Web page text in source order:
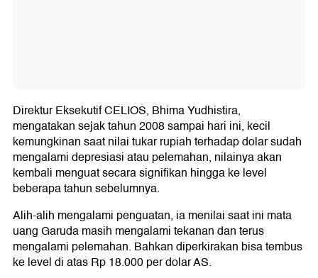
Direktur Eksekutif CELIOS, Bhima Yudhistira,
mengatakan sejak tahun 2008 sampai hari ini, kecil
kemungkinan saat nilai tukar rupiah terhadap dolar sudah
mengalami depresiasi atau pelemahan, nilainya akan
kembali menguat secara signifikan hingga ke level
beberapa tahun sebelumnya.
Alih-alih mengalami penguatan, ia menilai saat ini mata
uang Garuda masih mengalami tekanan dan terus
mengalami pelemahan. Bahkan diperkirakan bisa tembus
ke level di atas Rp 18.000 per dolar AS.